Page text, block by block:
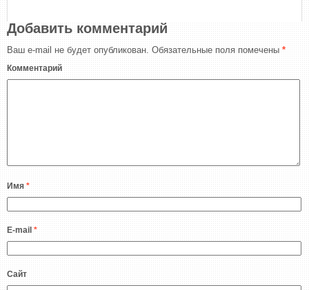
Добавить комментарий
Ваш e-mail не будет опубликован. Обязательные поля помечены *
Комментарий
Имя *
E-mail *
Сайт